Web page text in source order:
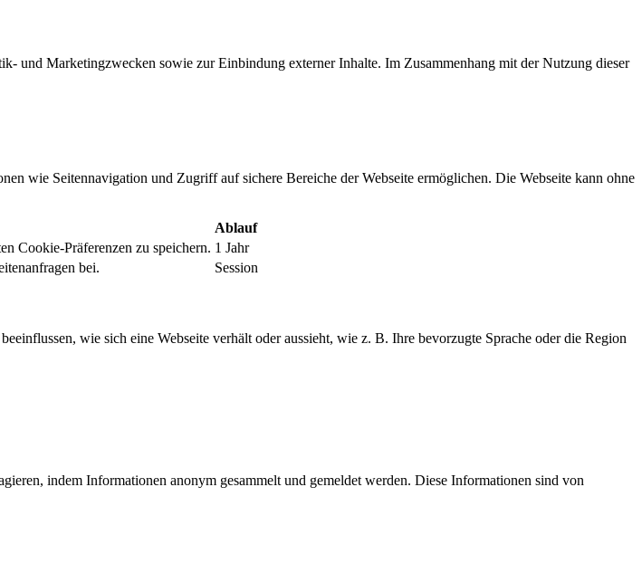
und Marketingzwecken sowie zur Einbindung externer Inhalte. Im Zusammenhang mit der Nutzung dieser
wie Seitennavigation und Zugriff auf sichere Bereiche der Webseite ermöglichen. Die Webseite kann ohne
Ablauf
Cookie-Präferenzen zu speichern. 1 Jahr
bei. Session
wie sich eine Webseite verhält oder aussieht, wie z. B. Ihre bevorzugte Sprache oder die Region
indem Informationen anonym gesammelt und gemeldet werden. Diese Informationen sind von